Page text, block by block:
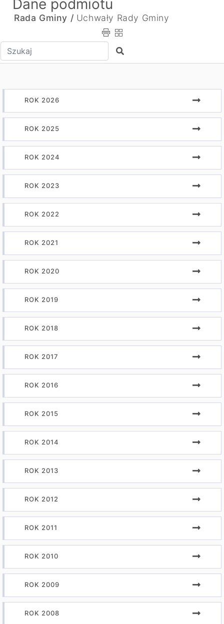
Dane podmiotu
Rada Gminy / Uchwały Rady Gminy
Wpisz tekst do wyszukania Szukaj
ROK 2026
ROK 2025
ROK 2024
ROK 2023
ROK 2022
ROK 2021
ROK 2020
ROK 2019
ROK 2018
ROK 2017
ROK 2016
ROK 2015
ROK 2014
ROK 2013
ROK 2012
ROK 2011
ROK 2010
ROK 2009
ROK 2008